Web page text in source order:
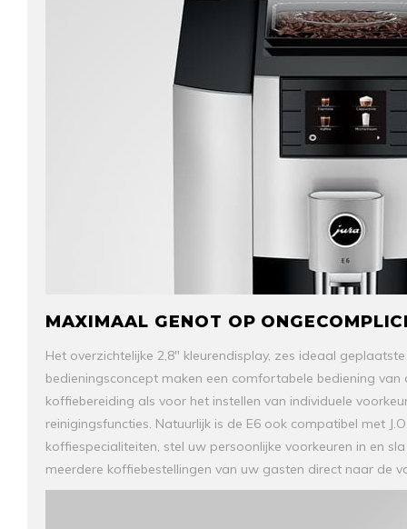
MAXIMAAL GENOT OP
Het overzichtelijke 2,8" kleurendisplay, zes ideaal
bedieningsconcept maken een comfortabele bediening
koffiebereiding als voor het instellen van individuele
reinigingsfuncties. Natuurlijk is de E6 ook compatibel met
koffiespecialiteiten, stel uw persoonlijke voorkeuren in en
meerdere koffiebestellingen van uw gasten direct naar de